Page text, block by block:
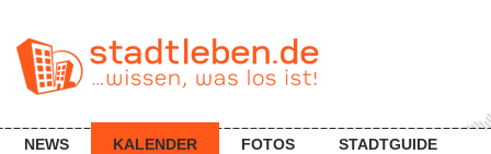
NEWS KALENDER FOTOS STADTGUIDE